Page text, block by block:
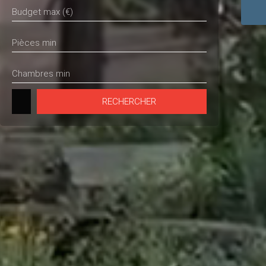
Budget max (€)
Pièces min
Chambres min
RECHERCHER